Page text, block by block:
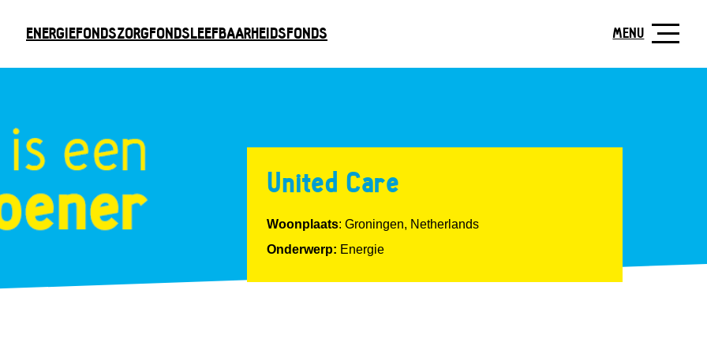
ENERGIEFONDSZORGFONDSLEEFBAARHEIDSFONDS MENU
United Care
Woonplaats: Groningen, Netherlands
Onderwerp: Energie